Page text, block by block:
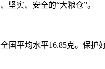
实、安全的“大粮仓”。
平均水平16.85克。保护